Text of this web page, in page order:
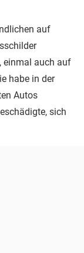
auf
einmal auch auf
habe in der
Autos
sich